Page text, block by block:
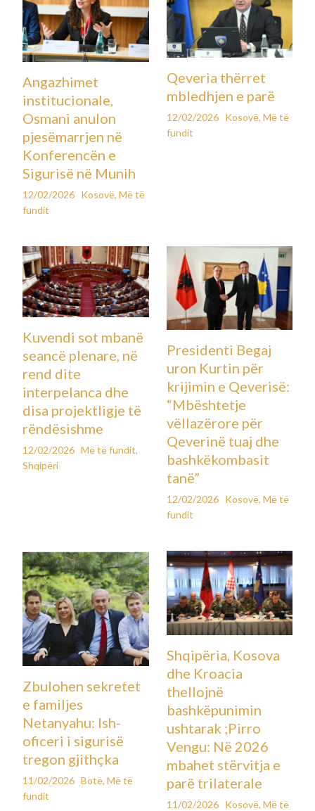
Angazhimet
institucionale,
Osmani anulon
pjesëmarrjen në
Konferencën e
Sigurisë në Munih
12/02/2026 Kosovë,Më të
fundit
Qeveria thërret
mbledhjen e parë
12/02/2026 Kosovë, Më të
fundit
Kuvendi sot mbanë
seancë plenare, në
rend dite
interpelanca dhe
disa projektligje të
rëndësishme
12/02/2026 Më të fundit,
Shqipëri
Presidenti Begaj
uron Kurtin për
krijimin e Qeverisë:
“Mbështetje
vëllazërore për
Qeverinë tuaj dhe
bashkëkombasit
tanë”
12/02/2026 Kosovë, Më të
fundit
Zbulohen sekretet
e familjes
Netanyahu: Ish-
oficeri i sigurisë
tregon gjithçka
11/02/2026 Botë,Më të
fundit
Shqipëria, Kosova
dhe Kroacia
thellojnë
bashkëpunimin
ushtarak ;Pirro
Vengu: Në 2026
mbahet stërvitja e
parë trilaterale
11/02/2026 Kosovë, Më të